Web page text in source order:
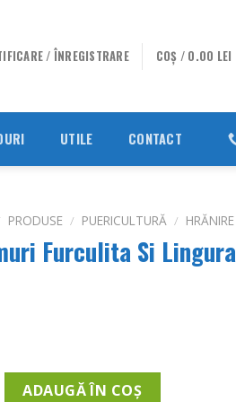
/ ÎNREGISTRARE COȘ / 0.00 LEI
UTILE CONTACT
PRODUSE / PUERICULTURĂ / HRĂNIRE
Furculita Si Lingura
Furculita Si Lingura
ADAUGĂ ÎN COȘ